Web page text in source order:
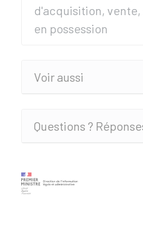
d'acquisition, vente,
en possession
Voir aussi
Questions ?